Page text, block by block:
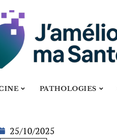
PATHOLOGIES
25/10/2025